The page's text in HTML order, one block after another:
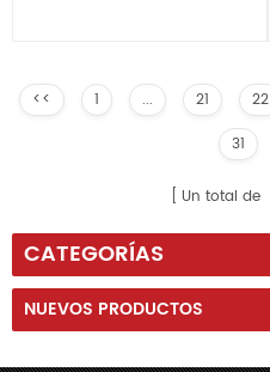
<< 1 ... 21 22
31
Un total de
CATEGORÍAS
NUEVOS PRODUCTOS